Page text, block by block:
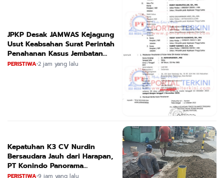
JPKP Desak JAMWAS Kejagung
Usut Keabsahan Surat Perintah
Penahanan Kasus Jembatan
CIRAUCI II
PERISTIWA•2 jam yang lalu
Kepatuhan K3 CV Nurdin
Bersaudara Jauh dari Harapan,
PT Konindo Panorama
Konsultan Dituding Lalai Awasi
PERISTIWA•9 jam yang lalu